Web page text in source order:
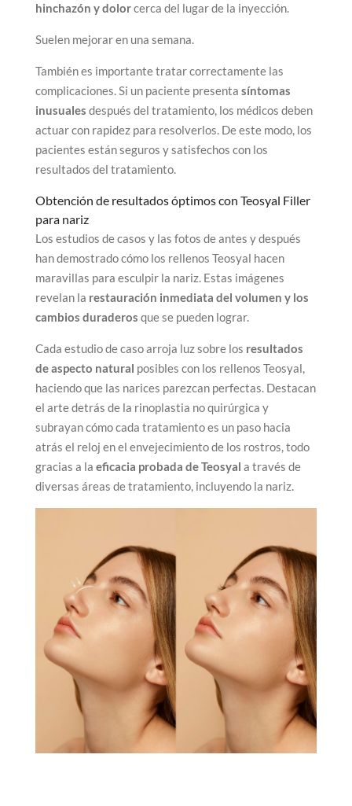
hinchazón y dolorcerca del lugar de la inyección.
Suelen mejorar en una semana.
También es importante tratar correctamente las
complicaciones. Si un paciente presenta síntomas
inusuales después del tratamiento, los médicos deben
actuar con rapidez para resolverlos. De este modo, los
pacientes están seguros y satisfechos con los
resultados del tratamiento.
Obtención de resultados óptimos con Teosyal Filler
para nariz
Los estudios de casos y las fotos de antes y después
han demostrado cómo los rellenos Teosyal hacen
maravillas para esculpir la nariz. Estas imágenes
revelan la restauración inmediata del volumen y los
cambios duraderos que se pueden lograr.
Cada estudio de caso arroja luz sobre los resultados
de aspecto natural posibles con los rellenos Teosyal,
haciendo que las narices parezcan perfectas. Destacan
el arte detrás de la rinoplastia no quirúrgica y
subrayan cómo cada tratamiento es un paso hacia
atrás el reloj en el envejecimiento de los rostros, todo
gracias a la eficacia probada de Teosyal a través de
diversas áreas de tratamiento, incluyendo la nariz.